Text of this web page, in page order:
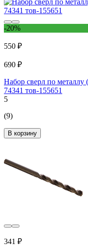
-20%
550 ₽
690 ₽
Набор сверл по
74341 тов-155651
5
(9)
В корзину
341 ₽